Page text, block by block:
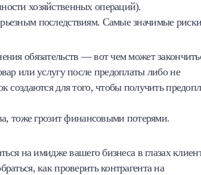
хозяйственных операций).
последствиям. Самые значимые
обязательств — вот чем может
или услугу после предоплаты либо не
создаются для того, чтобы получить
тоже грозит финансовыми потерями.
на имидже вашего бизнеса в глазах
как проверить контрагента на